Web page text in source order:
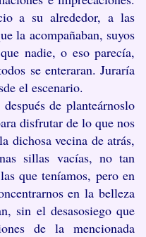
a su alrededor, a las
la acompañaban, suyos
nadie, o eso parecía,
se enteraran. Juraría
el escenario.
de planteárnoslo
disfrutar de lo que nos
dichosa vecina de atrás,
sillas vacías, no tan
que teníamos, pero en
en la belleza
sin el desasosiego que
de la mencionada